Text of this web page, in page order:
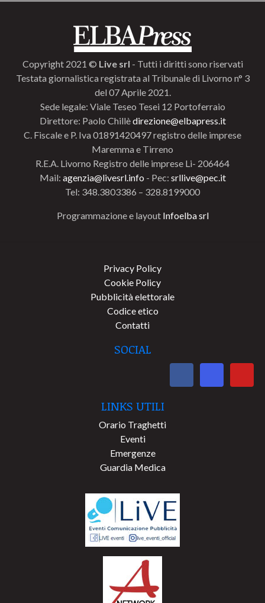
Copyright 2021 © Live srl - Tutti i diritti sono riservati
Testata giornalistica registrata al Tribunale di Livorno n° 3
del 07 Aprile 2021.
Sede legale: Viale Teseo Tesei 12 Portoferraio
Direttore: Paolo Chillèdirezione@elbapress.it
C. Fiscale e P. Iva 01891420497 registro delle imprese
Maremma e Tirreno
R.E.A. Livorno Registro delle imprese Li- 206464
Mail: agenzia@livesrl.info - Pec: srllive@pec.it
Tel: 348.3803386 – 328.8199000
Programmazione e layout Infoelba srl
Privacy Policy
Cookie Policy
Pubblicità elettorale
Codice etico
Contatti
SOCIAL
LINKS UTILI
Orario Traghetti
Eventi
Emergenze
Guardia Medica